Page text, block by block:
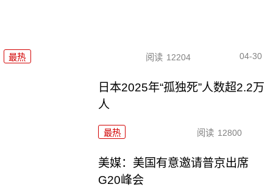
最热 阅读 12204 04-30
日本2025年“孤独死”人数超2.2万
人
最热 阅读 12800
美媒：美国有意邀请普京出席
G20峰会